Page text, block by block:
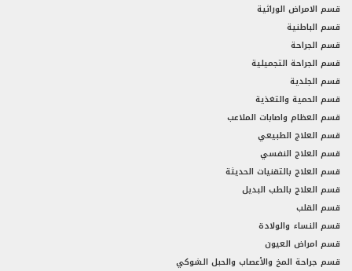
قسم الامراض الوراثية
قسم الباطنية
قسم الجراحة
قسم الجراحة التجميلية
قسم الجلدية
قسم الحمية والتغذية
قسم العظام واصابات الملاعب
قسم العلاج الطبيعي
قسم العلاج النفسي
قسم العلاج بالتقنيات الحديثة
قسم العلاج بالطب البديل
قسم القلب
قسم النساء والولادة
قسم امراض العيون
قسم جراحة المخ والأعصاب والحبل الشوكي